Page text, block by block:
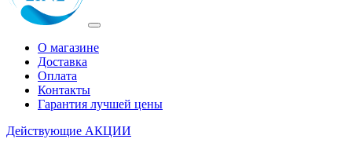
О магазине
Доставка
Оплата
Контакты
Гарантия лучшей цены
Действующие АКЦИИ